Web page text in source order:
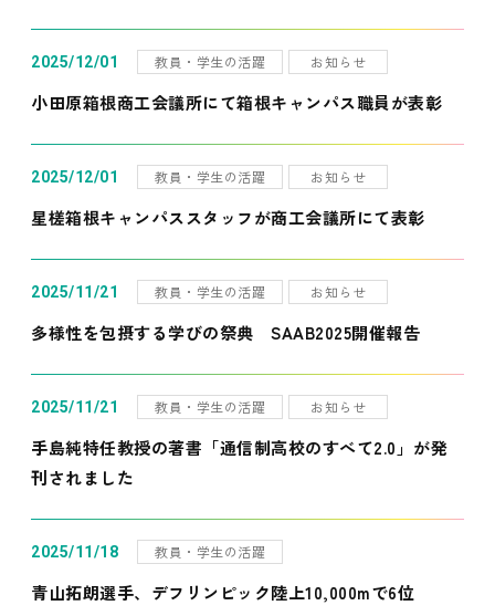
2025/12/01 教員・学生の活躍 お知らせ
小田原箱根商工会議所にて箱根キャンパス職員が表彰
2025/12/01 教員・学生の活躍 お知らせ
星槎箱根キャンパススタッフが商工会議所にて表彰
2025/11/21 教員・学生の活躍 お知らせ
多様性を包摂する学びの祭典 SAAB2025開催報告
2025/11/21 教員・学生の活躍 お知らせ
手島純特任教授の著書「通信制高校のすべて2.0」が発
刊されました
2025/11/18 教員・学生の活躍
青山拓朗選手、デフリンピック陸上10,000mで6位